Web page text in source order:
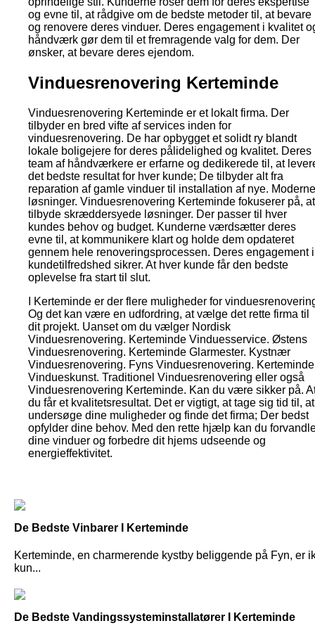
og evne til, at rådgive om de bedste metoder til, at bevare
og renovere deres vinduer. Deres engagement i kvalitet
håndværk gør dem til et fremragende valg for dem. Der
ønsker, at bevare deres ejendom.
Vinduesrenovering Kerteminde
Vinduesrenovering Kerteminde er et lokalt firma. Der
tilbyder en bred vifte af services inden for
vinduesrenovering. De har opbygget et solidt ry blandt
lokale boligejere for deres pålidelighed og kvalitet. Deres
team af håndværkere er erfarne og dedikerede til, at
det bedste resultat for hver kunde; De tilbyder alt fra
reparation af gamle vinduer til installation af nye. Moderne
løsninger. Vinduesrenovering Kerteminde fokuserer på, at
tilbyde skræddersyede løsninger. Der passer til hver
kundes behov og budget. Kunderne værdsætter deres
evne til, at kommunikere klart og holde dem opdateret
gennem hele renoveringsprocessen. Deres engagement i
kundetilfredshed sikrer. At hver kunde får den bedste
oplevelse fra start til slut.
I Kerteminde er der flere muligheder for
Og det kan være en udfordring, at vælge det rette firma til
dit projekt. Uanset om du vælger Nordisk
Vinduesrenovering. Kerteminde Vinduesservice. Østens
Vinduesrenovering. Kerteminde Glarmester. Kystnær
Vinduesrenovering. Fyns Vinduesrenovering. Kerteminde
Vindueskunst. Traditionel Vinduesrenovering eller også
Vinduesrenovering Kerteminde. Kan du være sikker på.
du får et kvalitetsresultat. Det er vigtigt, at tage sig tid til, at
undersøge dine muligheder og finde det firma; Der bedst
opfylder dine behov. Med den rette hjælp kan du
dine vinduer og forbedre dit hjems udseende og
energieffektivitet.
De Bedste Vinbarer I Kerteminde
Kerteminde, en charmerende kystby beliggende på Fyn, er
kun...
De Bedste Vandingssysteminstallatører I Kerteminde